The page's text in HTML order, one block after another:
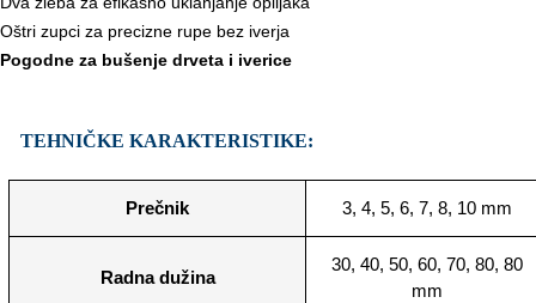
Oštri zupci za precizne rupe bez iverja
Pogodne za bušenje drveta i iverice
TEHNIČKE KARAKTERISTIKE:
Prečnik 3, 4, 5, 6, 7, 8, 10 mm
Radna dužina
30, 40, 50, 60, 70, 80, 80
mm